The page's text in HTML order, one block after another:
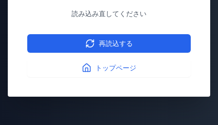
読み込み直してください
再読込する
トップページ